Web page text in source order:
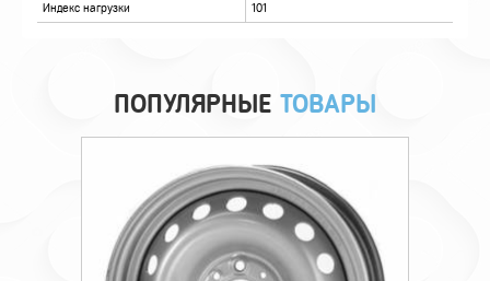
ПОПУЛЯРНЫЕ ТОВАРЫ